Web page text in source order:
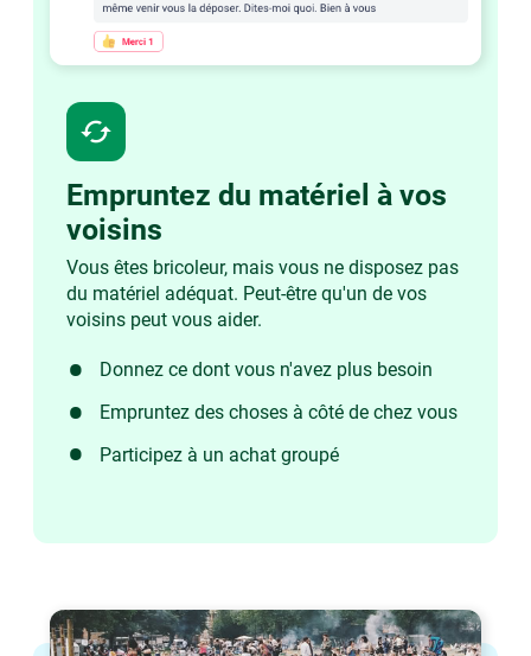
cached
Empruntez du matériel à vos
voisins
Vous êtes bricoleur, mais vous ne disposez pas
du matériel adéquat. Peut-être qu'un de vos
voisins peut vous aider.
Donnez ce dont vous n'avez plus besoin
Empruntez des choses à côté de chez vous
Participez à un achat groupé